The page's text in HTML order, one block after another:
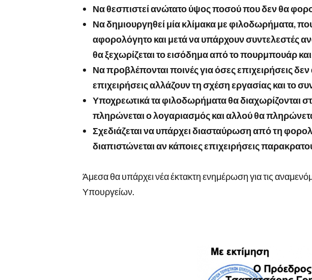
Να θεσπιστεί ανώτατο ύψος ποσού που δεν θα
Να δημιουργηθεί μία κλίμακα με φιλοδωρήματα,
αφορολόγητο και μετά να υπάρχουν συντελεστές
θα ξεχωρίζεται το εισόδημα από το πουρμπουάρ
Να προβλέπονται ποινές για όσες επιχειρήσεις
επιχειρήσεις αλλάζουν τη σχέση εργασίας και το
Υποχρεωτικά τα φιλοδωρήματα θα διαχωρίζονται
πληρώνεται ο λογαριασμός και αλλού θα
Σχεδιάζεται να υπάρχει διασταύρωση από τη
διαπιστώνεται αν κάποιες επιχειρήσεις
Άμεσα θα υπάρχει νέα έκτακτη ενημέρωση για τις
Υπουργείων.